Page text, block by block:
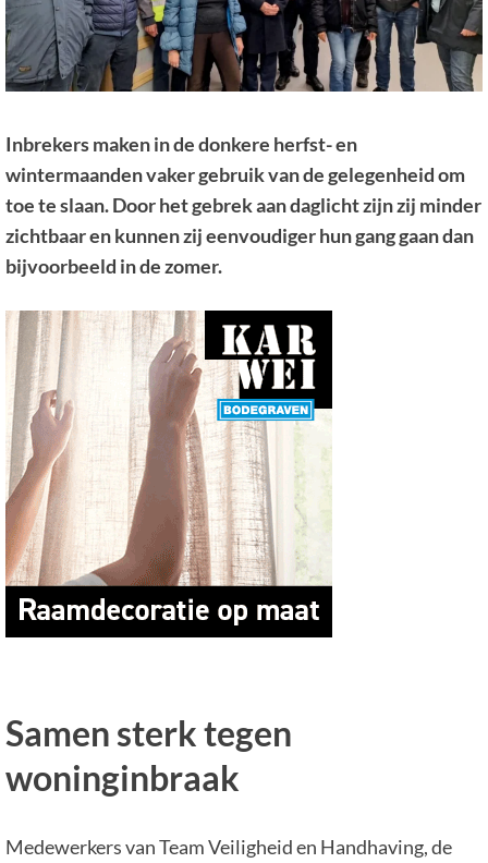
Inbrekers maken in de donkere herfst- en
wintermaanden vaker gebruik van de gelegenheid om
toe te slaan. Door het gebrek aan daglicht zijn zij minder
zichtbaar en kunnen zij eenvoudiger hun gang gaan dan
bijvoorbeeld in de zomer.
Samen sterk tegen
woninginbraak
Medewerkers van Team Veiligheid en Handhaving, de